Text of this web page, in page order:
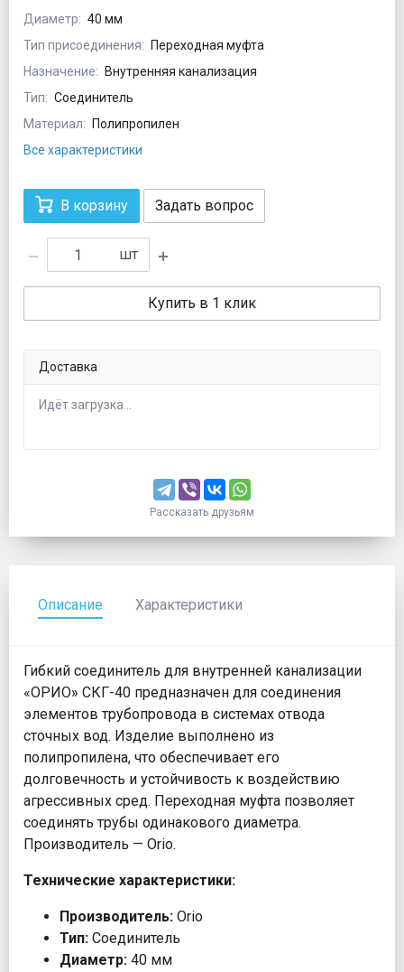
Диаметр: 40 мм
Тип присоединения:
Переходная муфта
Назначение:
Внутренняя канализация
Тип: Соединитель
Материал:
Полипропилен
Все характеристики
В корзину Задать вопрос
шт
Купить в 1 клик
Доставка
Идёт загрузка...
Рассказать друзьям
Описание Характеристики
Гибкий соединитель для внутренней канализации
«ОРИО» СКГ-40 предназначен для соединения
элементов трубопровода в системах отвода
сточных вод. Изделие выполнено из
полипропилена, что обеспечивает его
долговечность и устойчивость к воздействию
агрессивных сред. Переходная муфта позволяет
соединять трубы одинакового диаметра.
Производитель — Orio.
Технические характеристики:
Производитель: Orio
Тип: Соединитель
Диаметр: 40 мм